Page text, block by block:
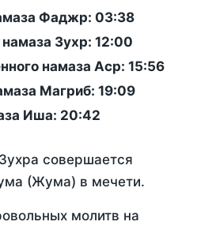
Фаджр: 03:38
Зухр: 12:00
намаза Аср: 15:56
Магриб: 19:09
Иша: 20:42
совершается
(Жума) в мечети.
молитв на